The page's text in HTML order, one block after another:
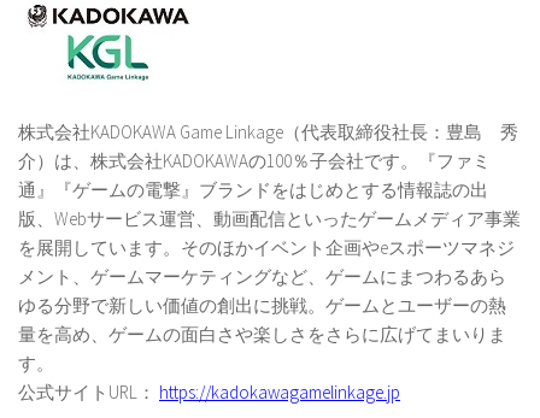
株式会社KADOKAWA Game Linkage（代表取締役社長：豊島 秀
介）は、株式会社KADOKAWAの100％子会社です。『ファミ
通』『ゲームの電撃』ブランドをはじめとする情報誌の出
版、Webサービス運営、動画配信といったゲームメディア事業
を展開しています。そのほかイベント企画やeスポーツマネジ
メント、ゲームマーケティングなど、ゲームにまつわるあら
ゆる分野で新しい価値の創出に挑戦。ゲームとユーザーの熱
量を高め、ゲームの面白さや楽しさをさらに広げてまいりま
す。
公式サイトURL： https://kadokawagamelinkage.jp